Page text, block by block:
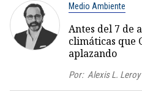
Medio Ambiente
Antes del 7 de
climáticas que
aplazando
Por: Alexis L. Leroy